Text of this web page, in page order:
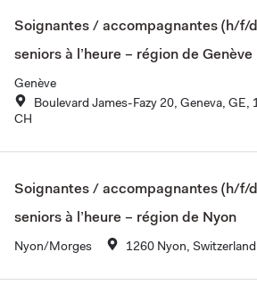
Soignantes / accompagnantes (h/f/
seniors à l’heure – région de Genève
Genève
Boulevard James-Fazy 20, Geneva, GE,
CH
Soignantes / accompagnantes (h/f/
seniors à l’heure – région de Nyon
Nyon/Morges 1260 Nyon, Switzerland